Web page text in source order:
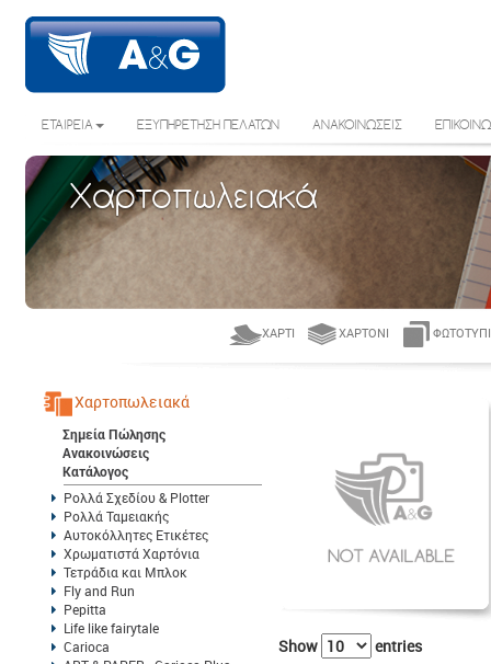
ΕΤΑΙΡΕΙΑ ΕΞΥΠΗΡΕΤΗΣΗ ΠΕΛΑΤΩΝ ΑΝΑΚΟΙΝΩΣΕΙΣ
Χαρτοπωλειακά
ΧΑΡΤΊ ΧΑΡΤΌΝΙ
Χαρτοπωλειακά
Σημεία Πώλησης
Ανακοινώσεις
Κατάλογος
Ρολλά Σχεδίου & Plotter
Ρολλά Ταμειακής
Αυτοκόλλητες Ετικέτες
Χρωματιστά Χαρτόνια
Τετράδια και Μπλοκ
Fly and Run
Pepitta
Life like fairytale
Carioca
Show entries